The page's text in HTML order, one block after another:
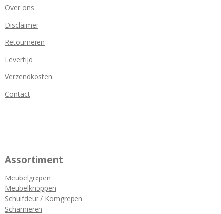
Over ons
Disclaimer
Retourneren
Levertijd
Verzendkosten
Contact
Assortiment
Meubelgrepen
Meubelknoppen
Schuifdeur / Komgrepen
Scharnieren